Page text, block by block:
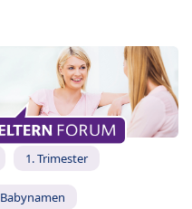
1. Trimester
Babynamen